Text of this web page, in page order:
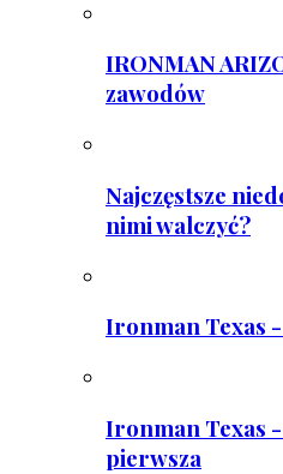
IRONMAN
zawodów
Najczęstsze
nimi walczyć?
Ironman Texas
Ironman Texas
pierwsza